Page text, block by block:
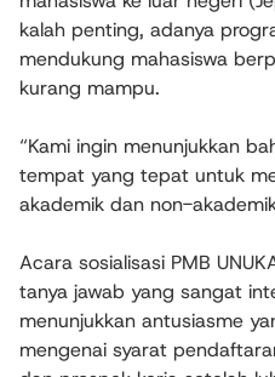
kalah penting, adanya
mendukung mahasiswa
kurang mampu.
“Kami ingin menunjukkan
tempat yang tepat untuk
akademik dan non-
Acara sosialisasi PMB
tanya jawab yang sangat
menunjukkan antusiasme
mengenai syarat